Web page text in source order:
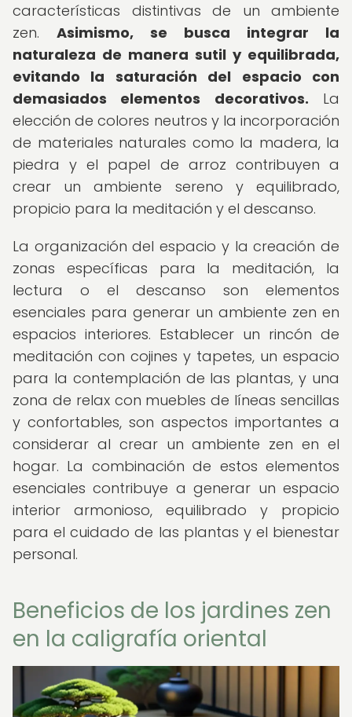
características distintivas de un ambiente
zen. Asimismo, se busca integrar la
naturaleza de manera sutil y equilibrada,
evitando la saturación del espacio con
demasiados elementos decorativos. La
elección de colores neutros y la incorporación
de materiales naturales como la madera, la
piedra y el papel de arroz contribuyen a
crear un ambiente sereno y equilibrado,
propicio para la meditación y el descanso.
La organización del espacio y la creación de
zonas específicas para la meditación, la
lectura o el descanso son elementos
esenciales para generar un ambiente zen en
espacios interiores. Establecer un rincón de
meditación con cojines y tapetes, un espacio
para la contemplación de las plantas, y una
zona de relax con muebles de líneas sencillas
y confortables, son aspectos importantes a
considerar al crear un ambiente zen en el
hogar. La combinación de estos elementos
esenciales contribuye a generar un espacio
interior armonioso, equilibrado y propicio
para el cuidado de las plantas y el bienestar
personal.
Beneficios de los jardines zen
en la caligrafía oriental